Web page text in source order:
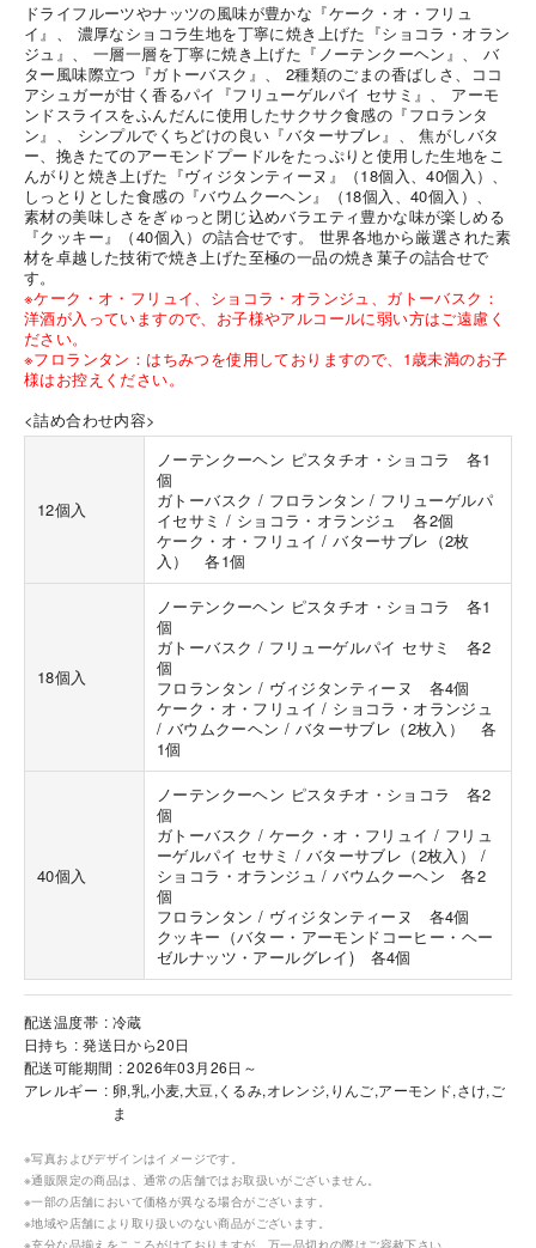
ドライフルーツやナッツの風味が豊かな『ケーク・オ・フリュ
イ』、 濃厚なショコラ生地を丁寧に焼き上げた『ショコラ・オラン
ジュ』、 一層一層を丁寧に焼き上げた『ノーテンクーヘン』、 バ
ター風味際立つ『ガトーバスク』、 2種類のごまの香ばしさ、ココ
アシュガーが甘く香るパイ『フリューゲルパイ セサミ』、 アーモ
ンドスライスをふんだんに使用したサクサク食感の『フロランタ
ン』、 シンプルでくちどけの良い『バターサブレ』、 焦がしバタ
ー、挽きたてのアーモンドプードルをたっぷりと使用した生地をこ
んがりと焼き上げた『ヴィジタンティーヌ』（18個入、40個入）、
しっとりとした食感の『バウムクーヘン』（18個入、40個入）、
素材の美味しさをぎゅっと閉じ込めバラエティ豊かな味が楽しめる
『クッキー』（40個入）の詰合せです。 世界各地から厳選された素
材を卓越した技術で焼き上げた至極の一品の焼き菓子の詰合せで
す。
※ケーク・オ・フリュイ、ショコラ・オランジュ、ガトーバスク：
洋酒が入っていますので、お子様やアルコールに弱い方はご遠慮く
ださい。
※フロランタン：はちみつを使用しておりますので、1歳未満のお子
様はお控えください。
<詰め合わせ内容>
12個入
ノーテンクーヘン ピスタチオ・ショコラ 各1
個
ガトーバスク / フロランタン / フリューゲルパ
イセサミ / ショコラ・オランジュ 各2個
ケーク・オ・フリュイ / バターサブレ（2枚
入） 各1個
18個入
ノーテンクーヘン ピスタチオ・ショコラ 各1
個
ガトーバスク / フリューゲルパイ セサミ 各2
個
フロランタン / ヴィジタンティーヌ 各4個
ケーク・オ・フリュイ / ショコラ・オランジュ
/ バウムクーヘン / バターサブレ（2枚入） 各
1個
40個入
ノーテンクーヘン ピスタチオ・ショコラ 各2
個
ガトーバスク / ケーク・オ・フリュイ / フリュ
ーゲルパイ セサミ / バターサブレ（2枚入） /
ショコラ・オランジュ / バウムクーヘン 各2
個
フロランタン / ヴィジタンティーヌ 各4個
クッキー（バター・アーモンドコーヒー・ヘー
ゼルナッツ・アールグレイ) 各4個
配送温度帯
冷蔵
日持ち
発送日から20日
配送可能期間
2026年03月26日～
アレルギー
卵,乳,小麦,大豆,くるみ,オレンジ,りんご,アーモンド,さけ,ご
ま
※写真およびデザインはイメージです。
※通販限定の商品は、通常の店舗ではお取扱いがございません。
※一部の店舗において価格が異なる場合がございます。
※地域や店舗により取り扱いのない商品がございます。
※充分な品揃えをこころがけておりますが、万一品切れの際はご容赦下さい。
岳や末広がりを意味す
つ時」という意味を込
雄大な八ヶ岳山麓の自
れる、こだわりのスイー
い。